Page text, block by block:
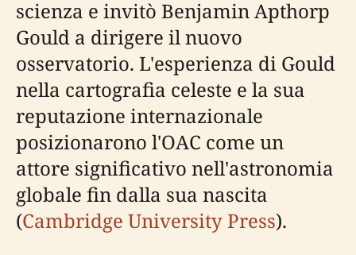
scienza e invitò Benjamin Apthorp
Gould a dirigere il nuovo
osservatorio. L'esperienza di Gould
nella cartografia celeste e la sua
reputazione internazionale
posizionarono l'OAC come un
attore significativo nell'astronomia
globale fin dalla sua nascita
(Cambridge University Press).